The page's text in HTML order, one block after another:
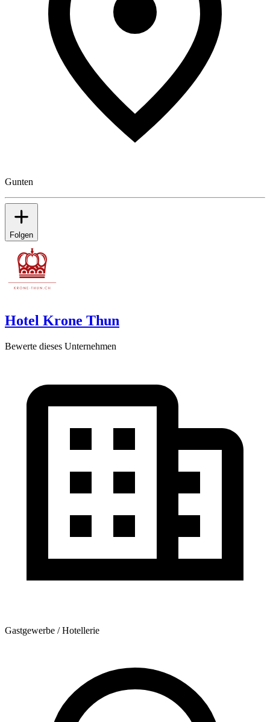
Gunten
Folgen
Hotel Krone Thun
Bewerte dieses Unternehmen
Gastgewerbe / Hotellerie